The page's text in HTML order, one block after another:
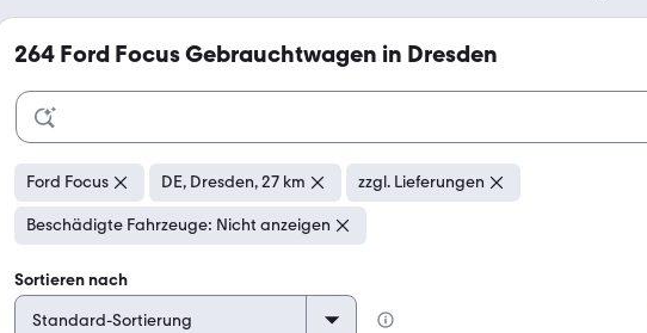
264 Ford Focus Gebrauchtwagen in Dresden
Ford Focus DE, Dresden, 27 km zzgl. Lieferungen
Beschädigte Fahrzeuge: Nicht anzeigen
Sortieren nach